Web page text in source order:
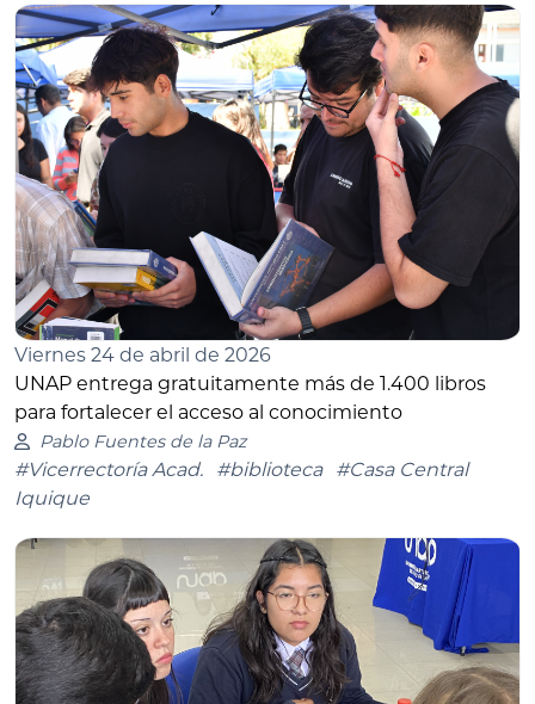
Viernes 24 de abril de 2026
UNAP entrega gratuitamente más de 1.400 libros
para fortalecer el acceso al conocimiento
Pablo Fuentes de la Paz
#Vicerrectoría Acad. #biblioteca
#Casa Central
Iquique